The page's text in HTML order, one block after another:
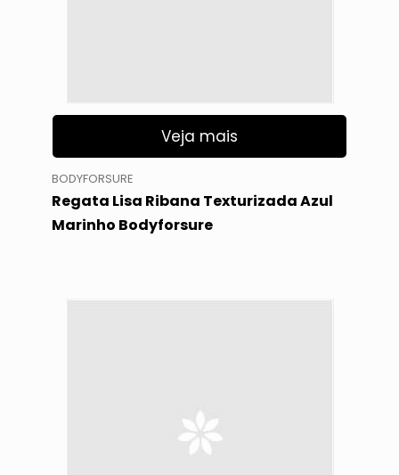
Veja mais
BODYFORSURE
Regata Lisa Ribana Texturizada Azul
Marinho Bodyforsure